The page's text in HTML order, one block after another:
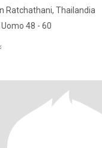
Ratchathani, Thailandia
Uomo 48 - 60